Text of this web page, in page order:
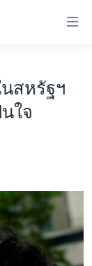
สหรัฐฯ
ใจ